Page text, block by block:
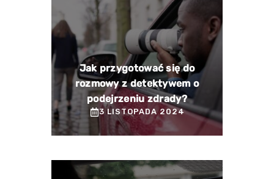
Jak przygotować się do
rozmowy z detektywem o
podejrzeniu zdrady?
3 LISTOPADA 2024